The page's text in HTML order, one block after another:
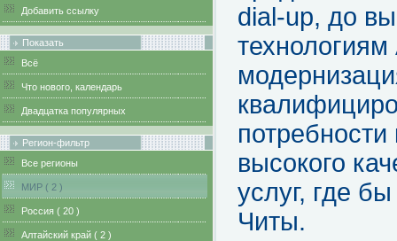
Добавить ссылку
Показать
Всё
Что нового, календарь
Двадцатка популярных
Регион-фильтр
Все регионы
MИР ( 2 )
Pоссия ( 20 )
Алтайский край ( 2 )
dial-up, до
высокого
услуг, где
Читы.